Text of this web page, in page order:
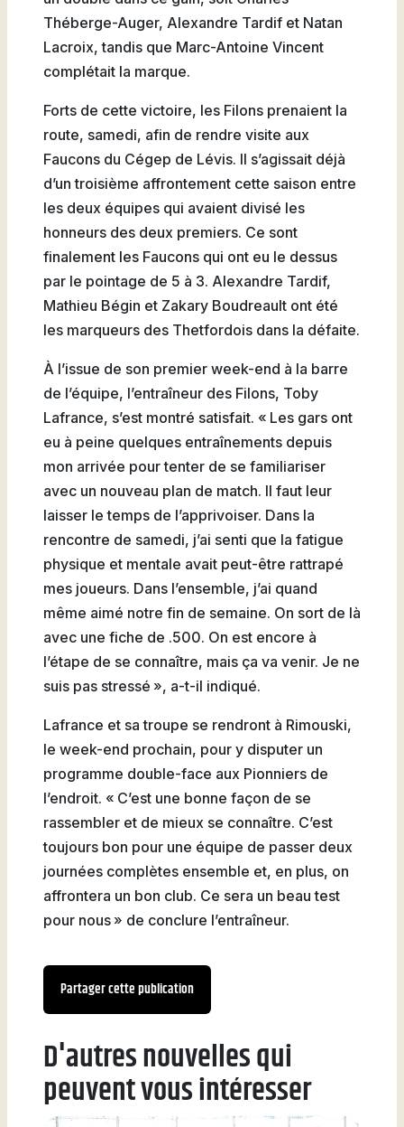
Théberge-Auger, Alexandre Tardif et Natan
Lacroix, tandis que Marc-Antoine Vincent
complétait la marque.
Forts de cette victoire, les Filons prenaient la
route, samedi, afin de rendre visite aux
Faucons du Cégep de Lévis. Il s’agissait déjà
d’un troisième affrontement cette saison entre
les deux équipes qui avaient divisé les
honneurs des deux premiers. Ce sont
finalement les Faucons qui ont eu le dessus
par le pointage de 5 à 3. Alexandre Tardif,
Mathieu Bégin et Zakary Boudreault ont été
les marqueurs des Thetfordois dans la défaite.
À l’issue de son premier week-end à la barre
de l’équipe, l’entraîneur des Filons, Toby
Lafrance, s’est montré satisfait. « Les gars ont
eu à peine quelques entraînements depuis
mon arrivée pour tenter de se familiariser
avec un nouveau plan de match. Il faut leur
laisser le temps de l’apprivoiser. Dans la
rencontre de samedi, j’ai senti que la fatigue
physique et mentale avait peut-être rattrapé
mes joueurs. Dans l’ensemble, j’ai quand
même aimé notre fin de semaine. On sort de là
avec une fiche de .500. On est encore à
l’étape de se connaître, mais ça va venir. Je ne
suis pas stressé », a-t-il indiqué.
Lafrance et sa troupe se rendront à Rimouski,
le week-end prochain, pour y disputer un
programme double-face aux Pionniers de
l’endroit. « C’est une bonne façon de se
rassembler et de mieux se connaître. C’est
toujours bon pour une équipe de passer deux
journées complètes ensemble et, en plus, on
affrontera un bon club. Ce sera un beau test
pour nous » de conclure l’entraîneur.
Partager cette publication
D'autres nouvelles qui
peuvent vous intéresser